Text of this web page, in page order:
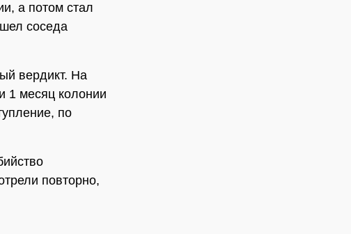
а потом стал
соседа
вердикт. На
1 месяц колонии
по
повторно,